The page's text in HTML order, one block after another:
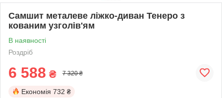
Самшит металеве ліжко-диван Тенеро з
кованим узголів'ям
В наявності
Роздріб
6 588 ₴ 7 320 ₴
Економія 732 ₴